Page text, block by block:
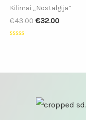
Kilimai „Nostalgija“
€43.00 €32.00